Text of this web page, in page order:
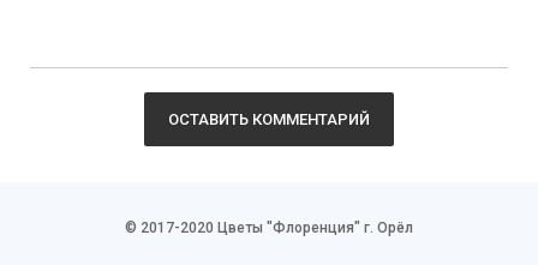
© 2017-2020 Цветы "Флоренция" г. Орёл